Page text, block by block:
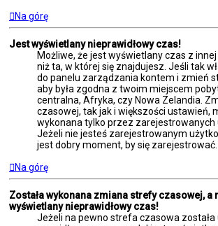
Na górę
Jest wyświetlany nieprawidłowy czas!
Możliwe, że jest wyświetlany czas z
niż ta, w której się znajdujesz. Jeśli tak
do panelu zarządzania kontem i zmień
aby była zgodna z twoim miejscem
centralna, Afryka, czy Nowa Zelandia.
czasowej, tak jak i większości ustawień,
wykonana tylko przez zarejestrowanych
Jeżeli nie jesteś zarejestrowanym
jest dobry moment, by się zarejestrować.
Na górę
Została wykonana zmiana strefy czasowej, a
wyświetlany nieprawidłowy czas!
Jeżeli na pewno strefa czasowa została